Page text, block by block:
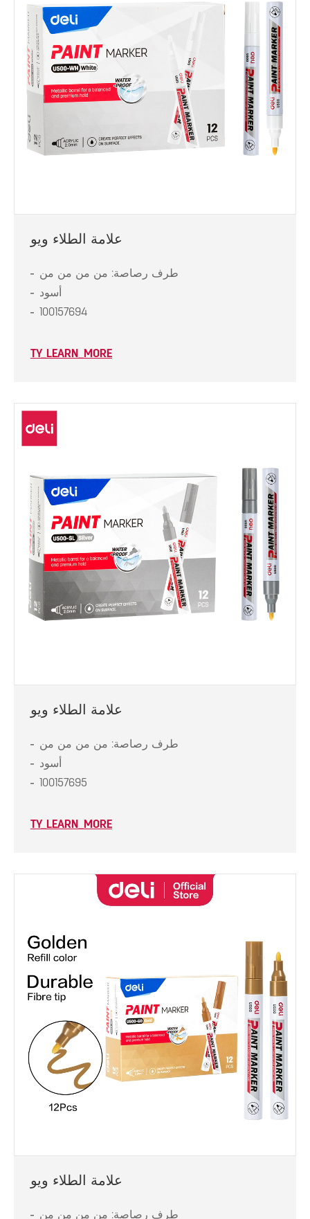
علامة الطلاء ويو
طرف رصاصة: من من من من
أسود
100157694
TY_LEARN_MORE
علامة الطلاء ويو
طرف رصاصة: من من من من
أسود
100157695
TY_LEARN_MORE
علامة الطلاء ويو
طرف رصاصة: من من من من